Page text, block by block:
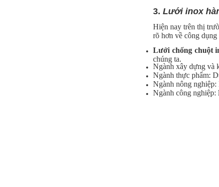
3. Lưới inox
Hiện nay trên thị
rõ hơn về công
Lưới chống chuột
chúng ta.
Ngành xây dựng và
Ngành thực phẩm:
Ngành nông
Ngành công nghiệp: